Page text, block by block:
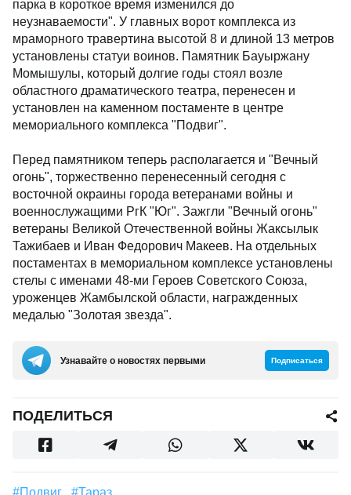
парка в короткое время изменился до
неузнаваемости". У главных ворот комплекса из
мраморного травертина высотой 8 и длиной 13 метров
установлены статуи воинов. Памятник Бауыржану
Момышулы, который долгие годы стоял возле
областного драматического театра, перенесен и
установлен на каменном постаменте в центре
мемориального комплекса "Подвиг".
Перед памятником теперь располагается и "Вечный
огонь", торжественно перенесенный сегодня с
восточной окраины города ветеранами войны и
военнослужащими РгК "Юг". Зажгли "Вечный огонь"
ветераны Великой Отечественной войны Жаксылык
Тажибаев и Иван Федорович Макеев. На отдельных
постаментах в мемориальном комплексе установлены
стелы с именами 48-ми Героев Советского Союза,
уроженцев Жамбылской области, награжденных
медалью "Золотая звезда".
Узнавайте о новостях первыми Подписаться
ПОДЕЛИТЬСЯ
#Подвиг #Тараз